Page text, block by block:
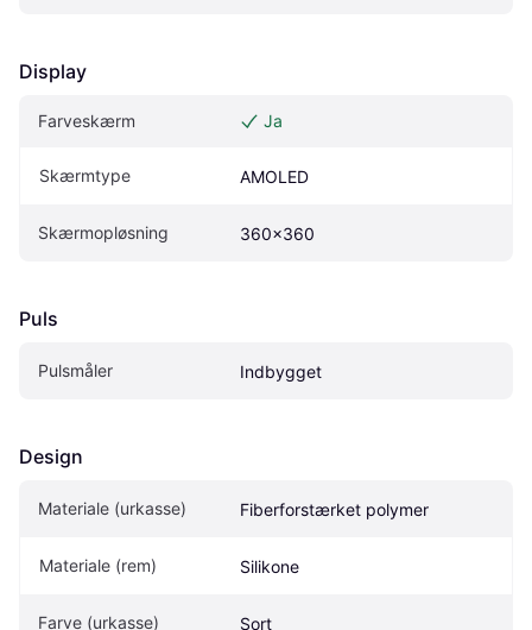
Display
Farveskærm Ja
Skærmtype AMOLED
Skærmopløsning 360x360
Puls
Pulsmåler Indbygget
Design
Materiale (urkasse) Fiberforstærket polymer
Materiale (rem) Silikone
Farve (urkasse) Sort